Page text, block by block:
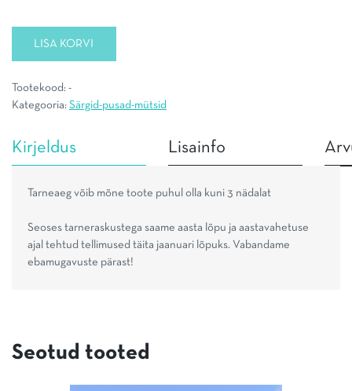
kogus
LISA KORVI
Tootekood: -
Kategooria: Särgid-pusad-mütsid
Kirjeldus Lisainfo
Tarneaeg võib mõne toote puhul olla kuni 3 nädalat
Seoses tarneraskustega saame aasta lõpu ja aastavahetuse
ajal tehtud tellimused täita jaanuari lõpuks. Vabandame
ebamugavuste pärast!
Seotud tooted